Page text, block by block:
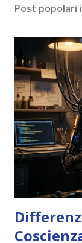
Post popolari